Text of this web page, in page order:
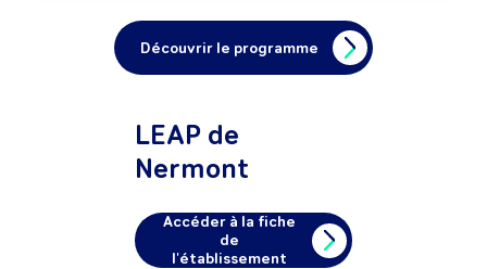
Découvrir le programme
LEAP de
Nermont
Accéder à la fiche
de
l'établissement